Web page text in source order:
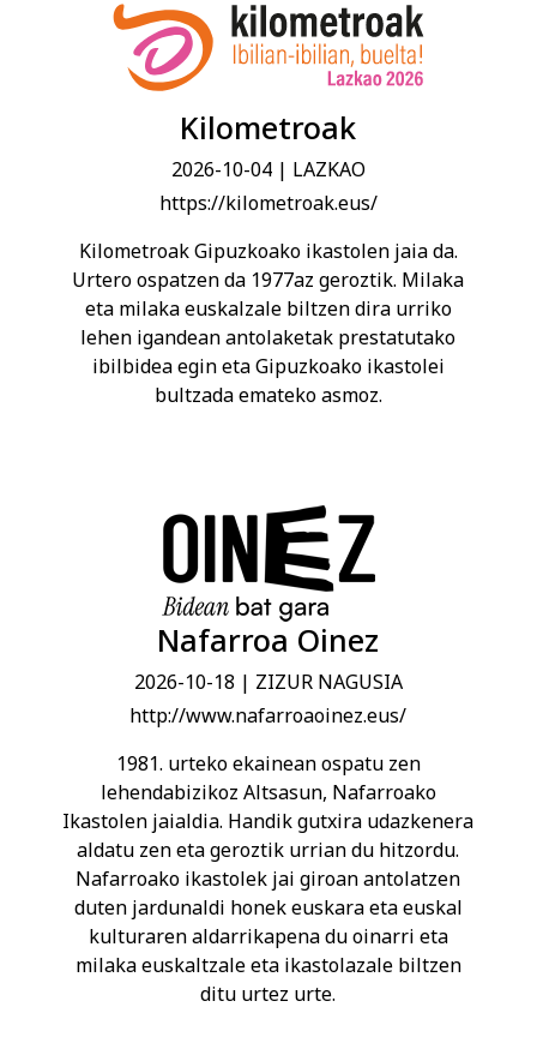
Kilometroak
2026-10-04| LAZKAO
https://kilometroak.eus/
Kilometroak Gipuzkoako ikastolen jaia da.
Urtero ospatzen da 1977az geroztik. Milaka
eta milaka euskalzale biltzen dira urriko
lehen igandean antolaketak prestatutako
ibilbidea egin eta Gipuzkoako ikastolei
bultzada emateko asmoz.
Nafarroa Oinez
2026-10-18 | ZIZUR NAGUSIA
http://www.nafarroaoinez.eus/
1981. urteko ekainean ospatu zen
lehendabizikoz Altsasun, Nafarroako
Ikastolen jaialdia. Handik gutxira udazkenera
aldatu zen eta geroztik urrian du hitzordu.
Nafarroako ikastolek jai giroan antolatzen
duten jardunaldi honek euskara eta euskal
kulturaren aldarrikapena du oinarri eta
milaka euskaltzale eta ikastolazale biltzen
ditu urtez urte.